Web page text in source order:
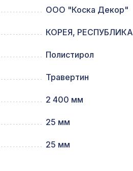
1259 ₽
505 ₽
2347 ₽
ООО "Коска Декор"
КОРЕЯ, РЕСПУБЛИКА
Полистирол
Травертин
2 400 мм
25 мм
25 мм